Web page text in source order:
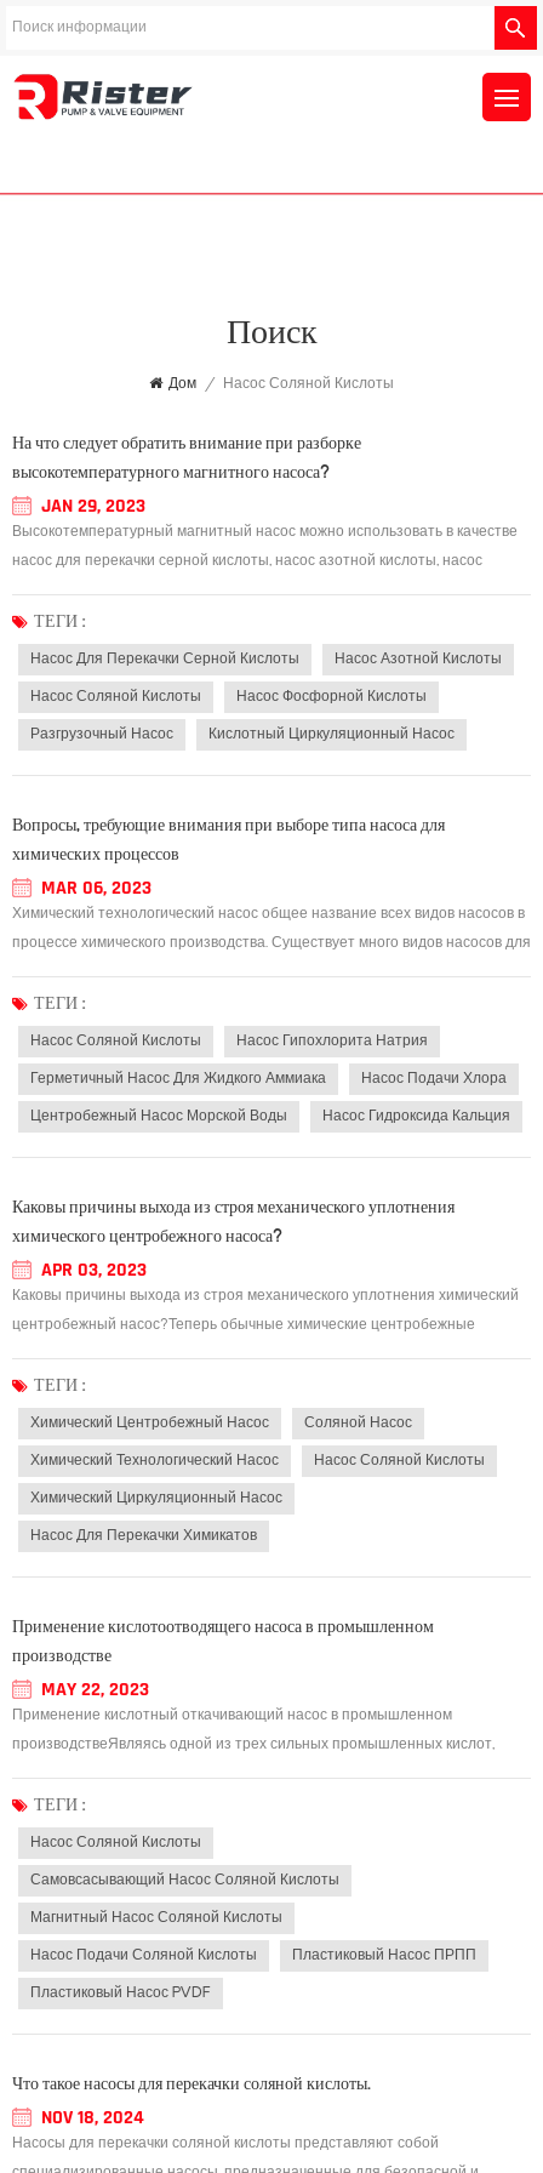
Поиск
Дом / Насос Соляной Кислоты
На что следует обратить внимание при разборке
высокотемпературного магнитного насоса?
JAN 29, 2023
Высокотемпературный магнитный насос можно использовать в качестве
насос для перекачки серной кислоты, насос азотной кислоты, насос
наркотический насос, травильный насос, кислотный циркуляционный
насос, кислотный циркуляционный насос, щело...
ТЕГИ :
Насос Для Перекачки Серной Кислоты Насос Азотной Кислоты
Насос Соляной Кислоты Насос Фосфорной Кислоты
Разгрузочный Насос Кислотный Циркуляционный Насос
Вопросы, требующие внимания при выборе типа насоса для
химических процессов
MAR 06, 2023
Химический технологический насос общее название всех видов насосов в
процессе химического производства. Существует много видов насосов для
такие как центробежный насос, осевой насос, насос смешанного потока,
насос частичного потока,...
ТЕГИ :
Насос Соляной Кислоты Насос Гипохлорита Натрия
Герметичный Насос Для Жидкого Аммиака Насос Подачи Хлора
Центробежный Насос Морской Воды Насос Гидроксида Кальция
Каковы причины выхода из строя механического уплотнения
химического центробежного насоса?
APR 03, 2023
Каковы причины выхода из строя механического уплотнения химический
центробежный насос?Теперь обычные химические центробежные
рекуперационные торцевые уплотнения (магнитные насосы - это
статические уплотнения) Сегодня я хотел бы поговорить...
ТЕГИ :
Химический Центробежный Насос Соляной Насос
Химический Технологический Насос Насос Соляной Кислоты
Химический Циркуляционный Насос
Насос Для Перекачки Химикатов
Применение кислотоотводящего насоса в промышленном
производстве
MAY 22, 2023
Применение кислотный откачивающий насос в промышленном
производствеЯвляясь одной из трех сильных промышленных кислот,
Концентрированная соляная кислота и разбавленная соляная кислота
предъявляют высокие требования к материалам насоса....
ТЕГИ :
Насос Соляной Кислоты
Самовсасывающий Насос Соляной Кислоты
Магнитный Насос Соляной Кислоты
Насос Подачи Соляной Кислоты Пластиковый Насос ПРПП
Пластиковый Насос PVDF
Что такое насосы для перекачки соляной кислоты.
NOV 18, 2024
Насосы для перекачки соляной кислоты представляют собой